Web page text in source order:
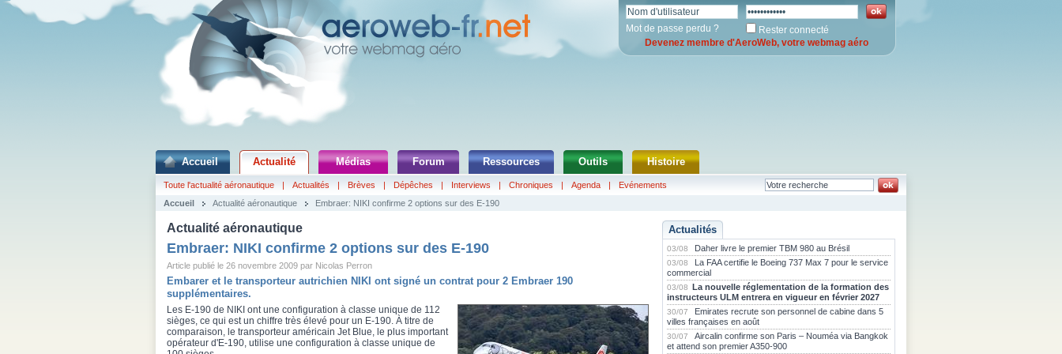
Mot de passe perdu ?
Rester connecté
Devenez membre d'AeroWeb, votre webmag aéro
Accueil Actualité Médias Forum Ressources Outils Histoire
Toute l'actualité aéronautique | Actualités | Brèves | Dépêches | Interviews | Chroniques | Agenda |
Evénements
Accueil
Actualité aéronautique Embraer: NIKI confirme 2 options sur des E-190
Actualité aéronautique
Embraer: NIKI confirme 2 options sur des E-190
Article publié le 26 novembre 2009 par Nicolas Perron
Embarer et le transporteur autrichien NIKI ont signé un contrat pour 2 Embraer 190
supplémentaires.
Les E-190 de NIKI ont une configuration à classe unique de 112
sièges, ce qui est un chiffre très élevé pour un E-190. À titre de
comparaison, le transporteur américain Jet Blue, le plus important
opérateur d'E-190, utilise une configuration à classe unique de
Actualités
03/08 Daher livre le premier TBM 980 au Brésil
03/08
La FAA certifie le Boeing 737 Max 7 pour le service
commercial
03/08 La nouvelle réglementation de la formation des
instructeurs ULM entrera en vigueur en février 2027
30/07
Emirates recrute son personnel de cabine dans 5
villes françaises en août
30/07
Aircalin confirme son Paris – Nouméa via Bangkok
et attend son premier A350-900